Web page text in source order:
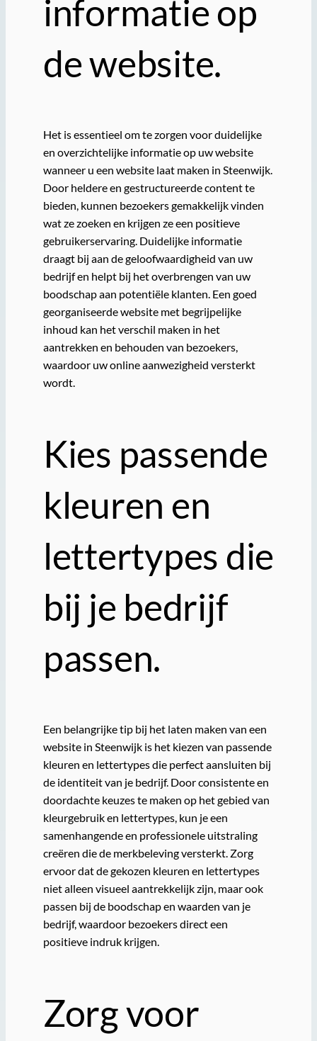
informatie op
de website.
Het is essentieel om te zorgen voor duidelijke
en overzichtelijke informatie op uw website
wanneer u een website laat maken in Steenwijk.
Door heldere en gestructureerde content te
bieden, kunnen bezoekers gemakkelijk vinden
wat ze zoeken en krijgen ze een positieve
gebruikerservaring. Duidelijke informatie
draagt bij aan de geloofwaardigheid van uw
bedrijf en helpt bij het overbrengen van uw
boodschap aan potentiële klanten. Een goed
georganiseerde website met begrijpelijke
inhoud kan het verschil maken in het
aantrekken en behouden van bezoekers,
waardoor uw online aanwezigheid versterkt
wordt.
Kies passende
kleuren en
lettertypes die
bij je bedrijf
passen.
Een belangrijke tip bij het laten maken van een
website in Steenwijk is het kiezen van passende
kleuren en lettertypes die perfect aansluiten bij
de identiteit van je bedrijf. Door consistente en
doordachte keuzes te maken op het gebied van
kleurgebruik en lettertypes, kun je een
samenhangende en professionele uitstraling
creëren die de merkbeleving versterkt. Zorg
ervoor dat de gekozen kleuren en lettertypes
niet alleen visueel aantrekkelijk zijn, maar ook
passen bij de boodschap en waarden van je
bedrijf, waardoor bezoekers direct een
positieve indruk krijgen.
Zorg voor